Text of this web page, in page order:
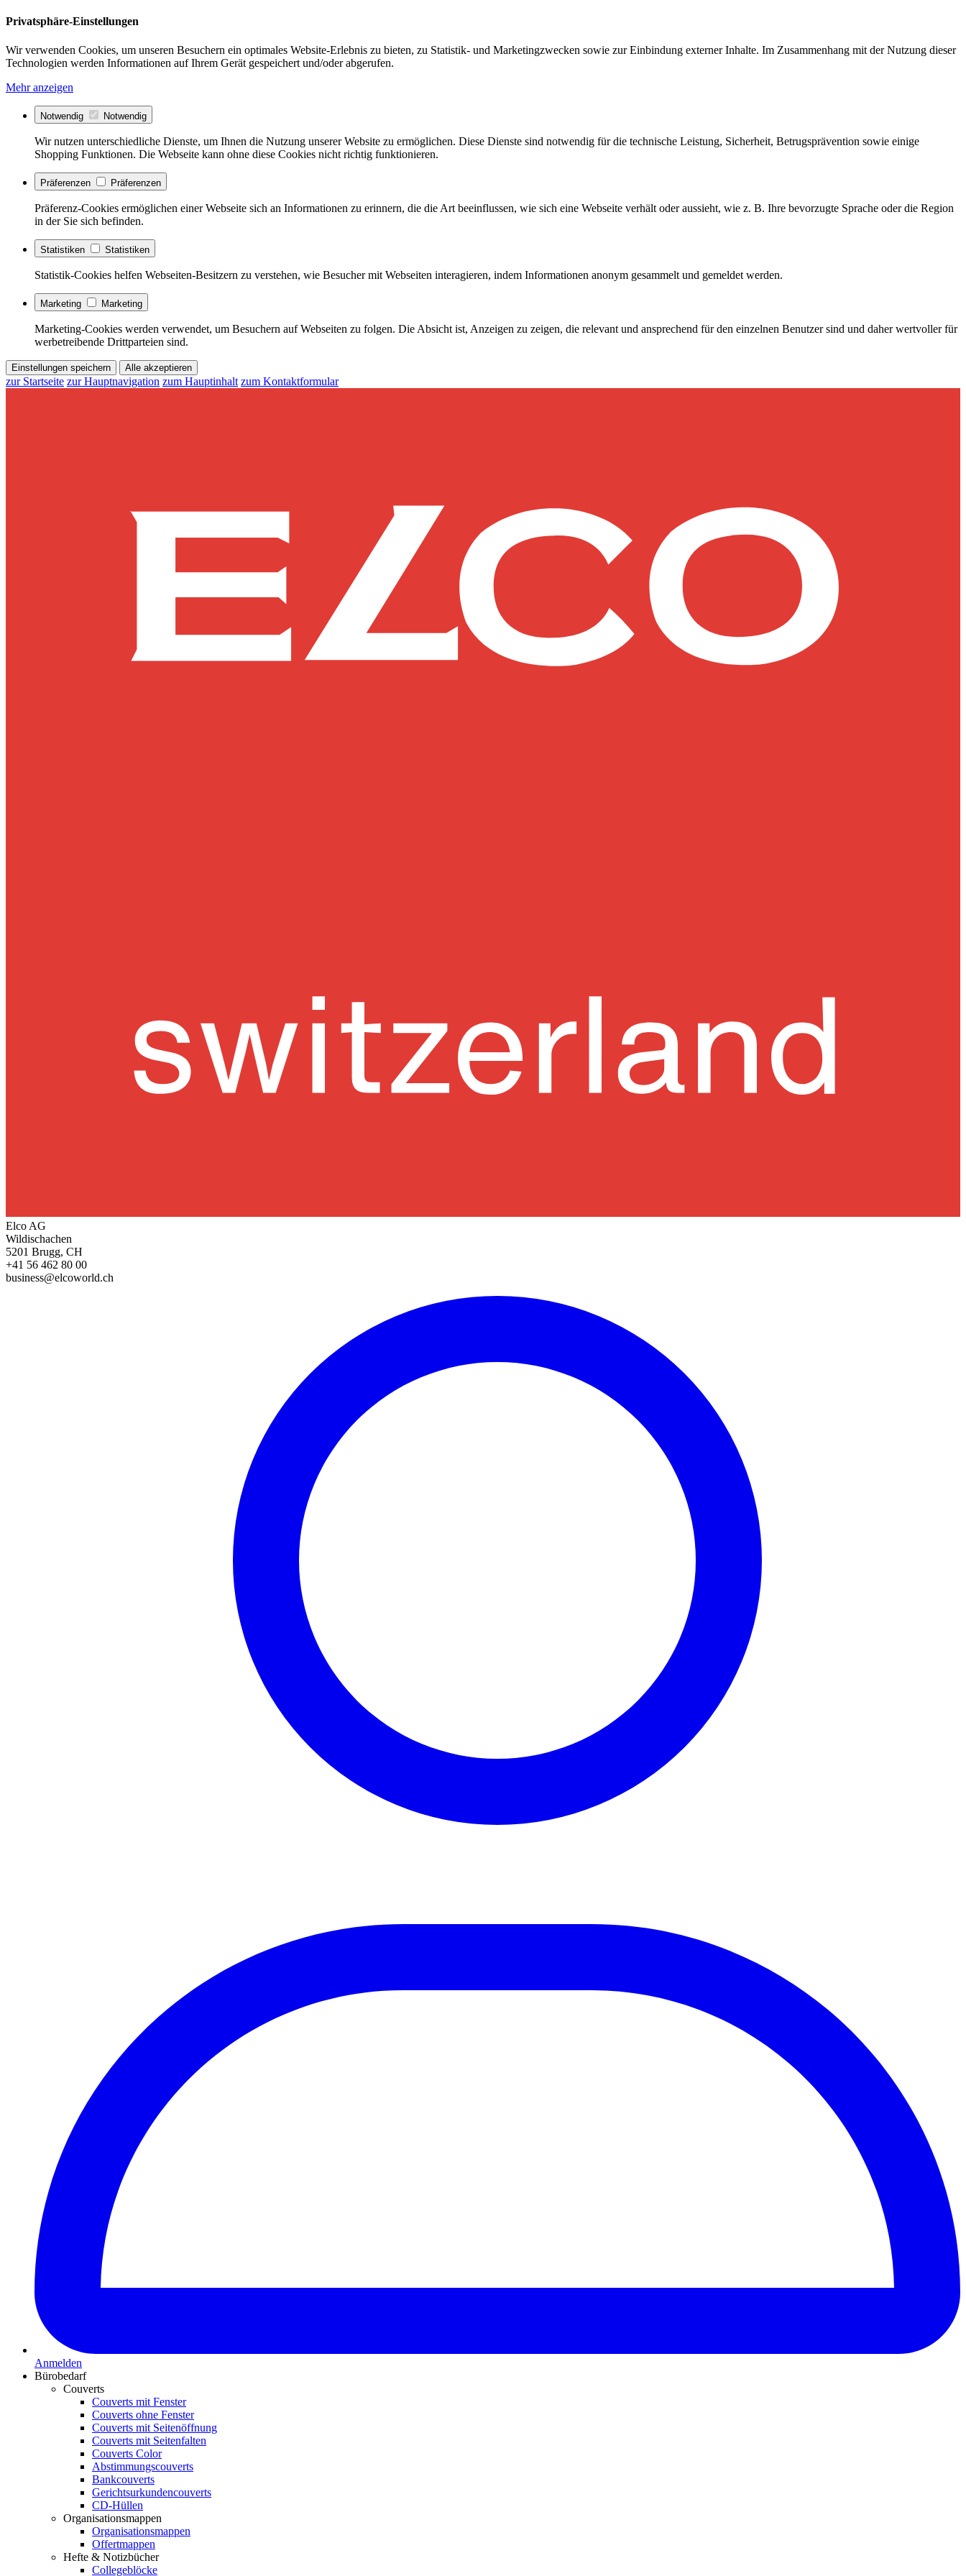
Privatsphäre-Einstellungen
Wir verwenden Cookies, um unseren Besuchern ein optimales Website-Erlebnis zu bieten, zu Statistik- und Marketingzwecken sowie zur Einbindung externer Inhalte. Im Zusammenhang mit der Nutzung dieser
Technologien werden Informationen auf Ihrem Gerät gespeichert und/oder abgerufen.
Mehr anzeigen
Notwendig Notwendig
Wir nutzen unterschiedliche Dienste, um Ihnen die Nutzung unserer Website zu ermöglichen. Diese Dienste sind notwendig für die technische Leistung, Sicherheit, Betrugsprävention sowie einige
Shopping Funktionen. Die Webseite kann ohne diese Cookies nicht richtig funktionieren.
Präferenzen Präferenzen
Präferenz-Cookies ermöglichen einer Webseite sich an Informationen zu erinnern, die die Art beeinflussen, wie sich eine Webseite verhält oder aussieht, wie z. B. Ihre bevorzugte Sprache oder die Region
in der Sie sich befinden.
Statistiken Statistiken
Statistik-Cookies helfen Webseiten-Besitzern zu verstehen, wie Besucher mit Webseiten interagieren, indem Informationen anonym gesammelt und gemeldet werden.
Marketing Marketing
Marketing-Cookies werden verwendet, um Besuchern auf Webseiten zu folgen. Die Absicht ist, Anzeigen zu zeigen, die relevant und ansprechend für den einzelnen Benutzer sind und daher wertvoller für
werbetreibende Drittparteien sind.
Einstellungen speichern Alle akzeptieren
zur Startseite zur Hauptnavigation zum Hauptinhalt zum Kontaktformular
Elco AG
Wildischachen
5201 Brugg, CH
+41 56 462 80 00
business@elcoworld.ch
Anmelden
Bürobedarf
Couverts
Couverts mit Fenster
Couverts ohne Fenster
Couverts mit Seitenöffnung
Couverts mit Seitenfalten
Couverts Color
Abstimmungscouverts
Bankcouverts
Gerichtsurkundencouverts
CD-Hüllen
Organisationsmappen
Organisationsmappen
Offertmappen
Hefte & Notizbücher
Collegeblöcke